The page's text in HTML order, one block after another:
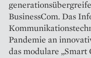
BusinessCom. Das
Pandemie an
das modulare